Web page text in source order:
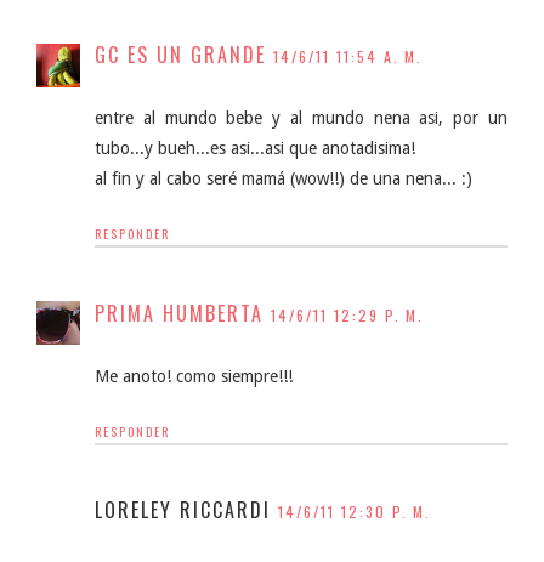
GC ES UN GRANDE 14/6/11 11:54 A. M.
entre al mundo bebe y al mundo nena asi, por un
tubo...y bueh...es asi...asi que anotadisima!
al fin y al cabo seré mamá (wow!!) de una nena... :)
RESPONDER
PRIMA HUMBERTA 14/6/11 12:29 P. M.
Me anoto! como siempre!!!
RESPONDER
LORELEY RICCARDI 14/6/11 12:30 P. M.